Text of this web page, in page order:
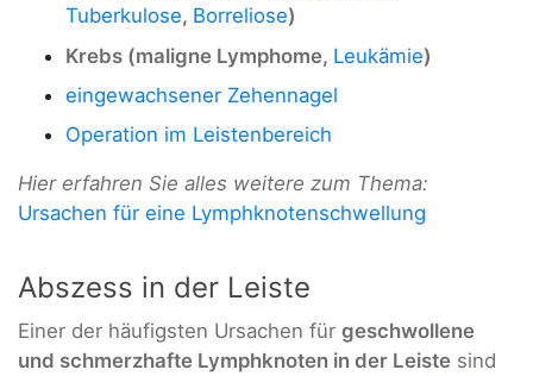
Tuberkulose, Borreliose)
Krebs (maligne Lymphome, Leukämie)
eingewachsener Zehennagel
Operation im Leistenbereich
Hier erfahren Sie alles weitere zum Thema:
Ursachen für eine Lymphknotenschwellung
Abszess in der Leiste
Einer der häufigsten Ursachen für geschwollene
und schmerzhafte Lymphknoten in der Leiste sind